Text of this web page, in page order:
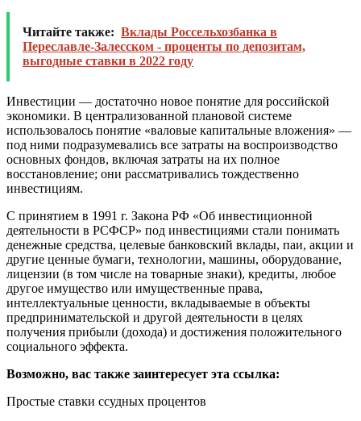
Читайте также: Вклады Россельхозбанка в
Переславле-Залесском - проценты по депозитам,
выгодные ставки в 2022 году
Инвестиции — достаточно новое понятие для российской
экономики. В централизованной плановой системе
использовалось понятие «валовые капитальные вложения» —
под ними подразумевались все затраты на воспроизводство
основных фондов, включая затраты на их полное
восстановление; они рассматривались тождественно
инвестициям.
С принятием в 1991 г. Закона РФ «Об инвестиционной
деятельности в РСФСР» под инвестициями стали понимать
денежные средства, целевые банковский вклады, паи, акции и
другие ценные бумаги, технологии, машины, оборудование,
лицензии (в том числе на товарные знаки), кредиты, любое
другое имущество или имущественные права,
интеллектуальные ценности, вкладываемые в объекты
предпринимательской и другой деятельности в целях
получения прибыли (дохода) и достижения положительного
социального эффекта.
Возможно, вас также заинтересует эта ссылка:
Простые ставки ссудных процентов